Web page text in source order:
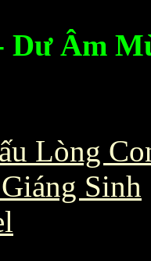
Dư Âm
Lòng
Sinh